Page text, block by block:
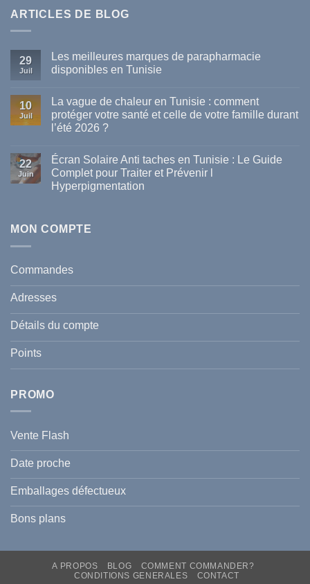
ARTICLES DE BLOG
29
Juil
Les meilleures marques de parapharmacie
disponibles en Tunisie
sur
meilleures
marques
disponibles
en
Tunisie
10
Juil
La vague de chaleur en Tunisie : comment
protéger votre santé et celle de votre famille durant
l’été 2026 ?
sur
La
vague
de
comment
et
celle
de
votre
famille
durant
l’été
2026
?
22
Juin
Écran Solaire Anti taches en Tunisie : Le Guide
Complet pour Traiter et Prévenir l
Hyperpigmentation
Écran
Solaire
Tunisie
Guide
pour
Traiter
Prévenir
MON COMPTE
Commandes
Adresses
Détails du compte
Points
PROMO
Vente Flash
Date proche
Emballages défectueux
Bons plans
A PROPOS BLOG
COMMENT COMMANDER?
CONDITIONS GENERALES
CONTACT